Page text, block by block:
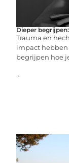
Dieper
Trauma en
impact hebben
begrijpen hoe
...